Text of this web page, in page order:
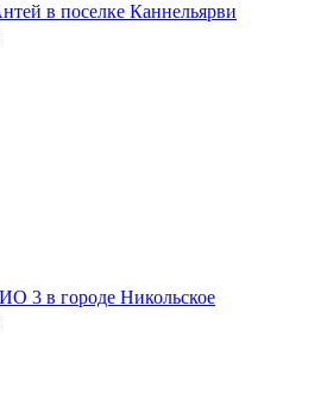
в поселке Каннельярви
3 в городе Никольское